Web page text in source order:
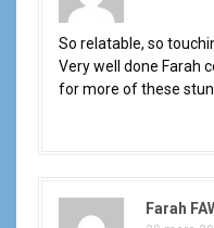
So relatable, so
Very well done Farah
for more of these
Farah